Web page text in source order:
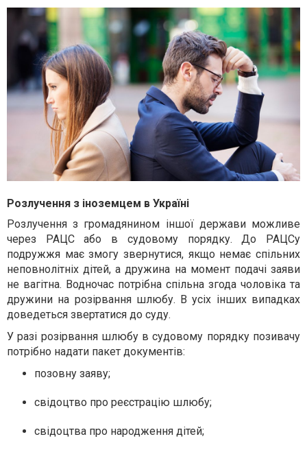
Розлучення з іноземцем в Україні
Розлучення з громадянином іншої держави можливе
через РАЦС або в судовому порядку. До РАЦСу
подружжя має змогу звернутися, якщо немає спільних
неповнолітніх дітей, а дружина на момент подачі заяви
не вагітна. Водночас потрібна спільна згода чоловіка та
дружини на розірвання шлюбу. В усіх інших випадках
доведеться звертатися до суду.
У разі розірвання шлюбу в судовому порядку позивачу
потрібно надати пакет документів:
позовну заяву;
свідоцтво про реєстрацію шлюбу;
свідоцтва про народження дітей;